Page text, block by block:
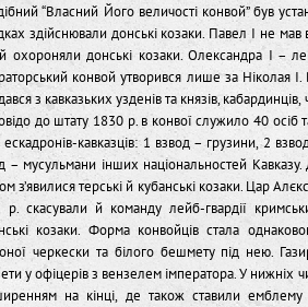
“Власний Його величості конвой” був
здійснювали донські козаки. Павел І не
охороняли донські козаки. Олександра І –
конвой утворився лише за Ніколая
з кавказьких узденів та князів,
до штату 1830 р. в конвої служило 40 осіб
кавказців: 1 взвод – грузини, 2
– мусульмани інших національностей
з’явилися терські й кубанські козаки. Цар
р. скасували й команду лейб-гвардії
козаки. Форма конвойців стала
черкески та білого бешмету під нею.
у офіцерів з вензелем імператора. У нижніх
на кінці, де також ставили